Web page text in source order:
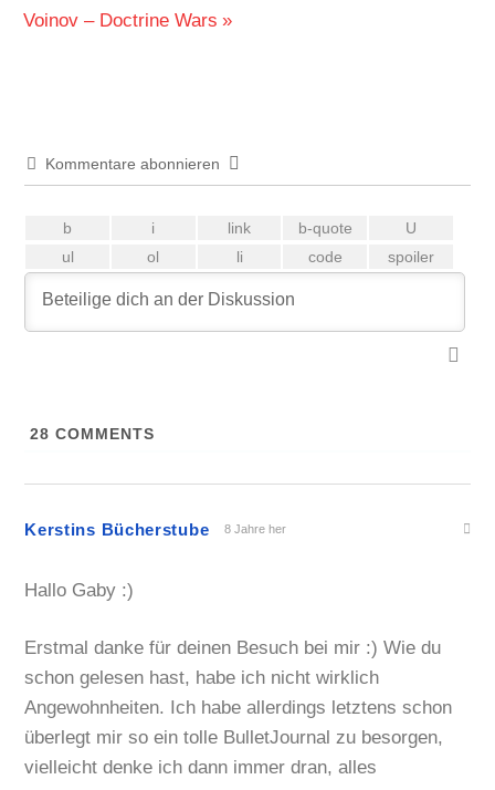
Beitrag:
Voinov – Doctrine Wars
Kommentare abonnieren
28 COMMENTS
Kerstins Bücherstube 8 Jahre her
Hallo Gaby :)
Erstmal danke für deinen Besuch bei mir :) Wie du
schon gelesen hast, habe ich nicht wirklich
Angewohnheiten. Ich habe allerdings letztens schon
überlegt mir so ein tolle BulletJournal zu besorgen,
vielleicht denke ich dann immer dran, alles